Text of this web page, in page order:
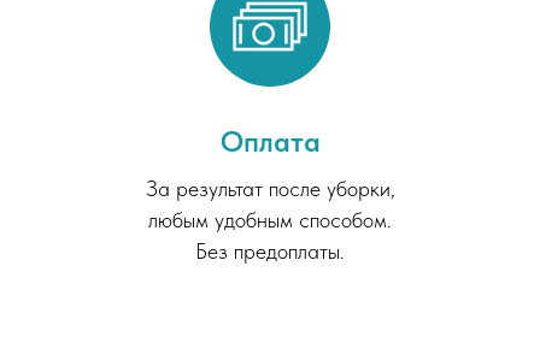
Оплата
За результат после уборки,
любым удобным способом.
Без предоплаты.